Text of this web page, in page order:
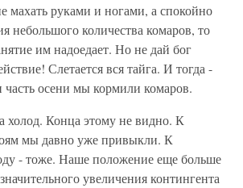
махать руками и ногами, а спокойно
небольшого количества комаров, то
им надоедает. Но не дай бог
Слетается вся тайга. И тогда -
часть осени мы кормили комаров.
холод. Конца этому не видно. К
мы давно уже привыкли. К
- тоже. Наше положение еще больше
увеличения контингента